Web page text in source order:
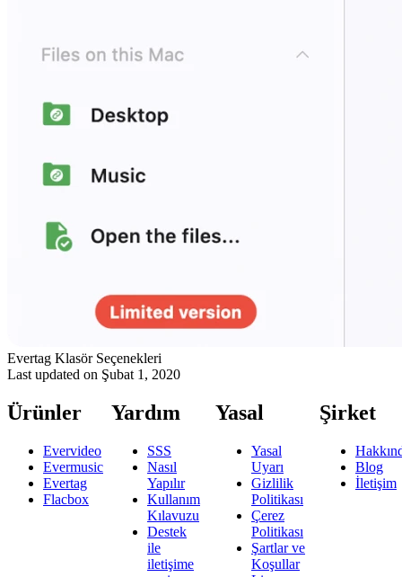
Evertag Klasör Seçenekleri
Last updated on Şubat 1, 2020
Ürünler
Evervideo
Evermusic
Evertag
Flacbox
Yardım
SSS
Nasıl
Yapılır
Kullanım
Kılavuzu
Destek
ile
iletişime
Yasal
Yasal
Uyarı
Gizlilik
Politikası
Çerez
Politikası
Şartlar ve
Koşullar
Şirket
Blog
İletişim